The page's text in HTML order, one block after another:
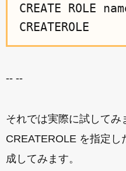
CREATE ROLE
CREATEROLE
-- --
それでは実際に試してみ
CREATEROLE を指定
成してみます。